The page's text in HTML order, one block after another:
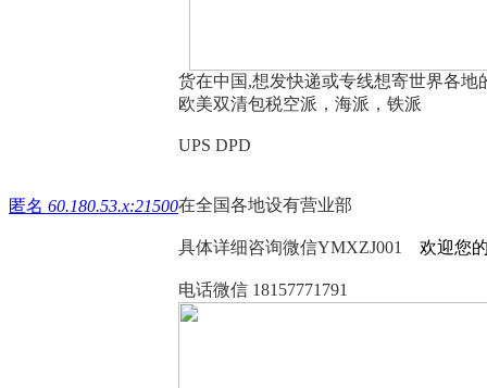
匿名 60.180.53.x:21500
货在中国,想发快递或专线想寄世界各地
欧美双清包税空派，海派，铁派
UPS DPD
在全国各地设有营业部
具体详细咨询微信YMXZJ001 欢迎您
电话微信 18157771791